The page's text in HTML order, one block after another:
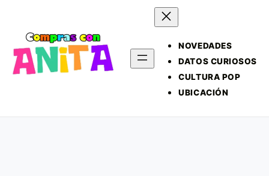
NOVEDADES
DATOS CURIOSOS
CULTURA POP
UBICACIÓN